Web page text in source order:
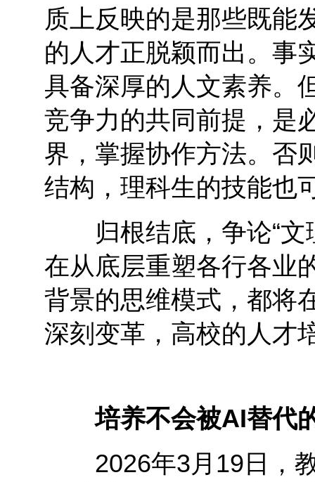
质上反映的是那些既能
的人才正脱颖而出。事
具备深厚的人文素养。
竞争力的共同前提，是
界，掌握协作方法。否
结构，理科生的技能也
归根结底，争论“文
在从底层重塑各行各业
背景的思维模式，都将
深刻变革，高校的人才
培养不会被AI替代
2026年3月19日，教